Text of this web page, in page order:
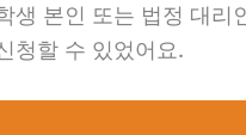
생 본인 또는 법정 대리
청할 수 있었어요.